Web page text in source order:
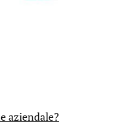
aziendale?